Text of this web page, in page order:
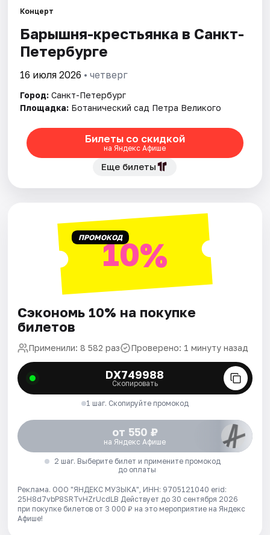
Города
Площадки
Рейтинги
Концерт
Барышня-крестьянка в Санкт-
Петербурге
16 июля 2026 • четверг
Город: Санкт-Петербург
Площадка: Ботанический сад Петра Великого
Билеты со скидкой
на Яндекс Афише
Еще билеты
ПРОМОКОД10%
Сэкономь 10% на покупке
билетов
Применили: 8 582 раз Проверено: 1 минуту назад
DX749988
Скопировать
1 шаг. Скопируйте промокод
от 550 ₽
на Яндекс Афише
2 шаг. Выберите билет и примените промокод
до оплаты
Реклама. ООО "ЯНДЕКС МУЗЫКА", ИНН: 9705121040 erid:
25H8d7vbP8SRTvHZrUcdLB Действует до 30 сентября 2026
при покупке билетов от 3 000 ₽ на это мероприятие на Яндекс
Афише!